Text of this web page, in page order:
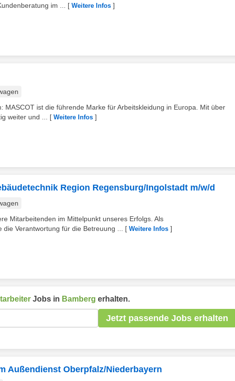
im ...
[ Weitere Infos ]
MASCOT ist die führende Marke für Arbeitskleidung in Europa. Mit über
weiter und ...
[ Weitere Infos ]
Region Regensburg/Ingolstadt m/w/d
Mitarbeitenden im Mittelpunkt unseres Erfolgs. Als
Verantwortung für die Betreuung ... [ Weitere Infos ]
Jobs in Bamberg erhalten.
Jetzt passende Jobs erhalten
Außendienst Oberpfalz/Niederbayern